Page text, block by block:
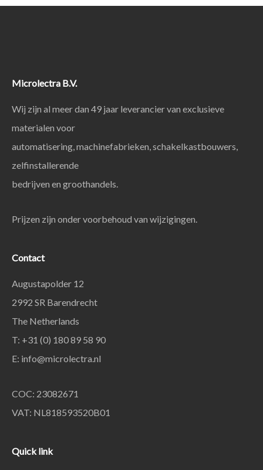
Microlectra B.V.
Wij zijn al meer dan 49 jaar leverancier van exclusieve
materialen voor
automatisering, machinefabrieken, schakelkastbouwers,
zelfinstallerende
bedrijven en groothandels.
Prijzen zijn onder voorbehoud van wijzigingen.
Contact
Augustapolder 12
2992 SR Barendrecht
The Netherlands
T: +31 (0) 180 89 58 90
E: info@microlectra.nl
COC: 23082671
VAT: NL818593520B01
Quick link